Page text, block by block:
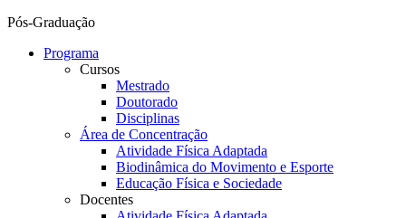
Pós-Graduação
Programa
Cursos
Mestrado
Doutorado
Disciplinas
Área de Concentração
Atividade Física Adaptada
Biodinâmica do Movimento e Esporte
Educação Física e Sociedade
Docentes